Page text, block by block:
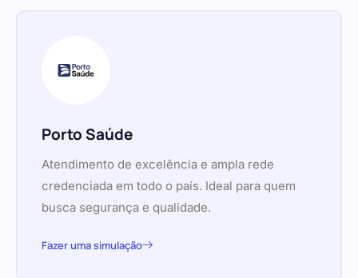
Porto Saúde
Atendimento de excelência e ampla rede
credenciada em todo o país. Ideal para quem
busca segurança e qualidade.
Fazer uma simulação